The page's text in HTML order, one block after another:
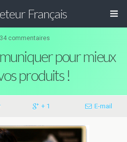
Français
commentaires
pour mieux
produits !
+ 1 E-mail